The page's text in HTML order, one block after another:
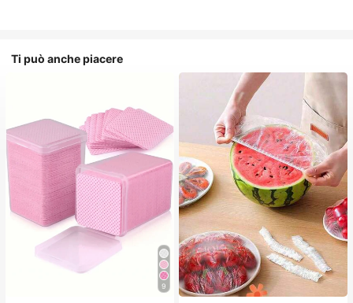
Ti può anche piacere
9